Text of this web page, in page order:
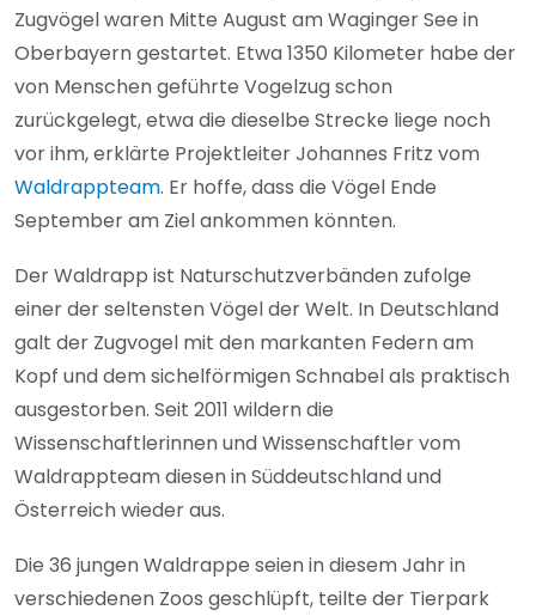
Zugvögel waren Mitte August am Waginger See in
Oberbayern gestartet. Etwa 1350 Kilometer habe der
von Menschen geführte Vogelzug schon
zurückgelegt, etwa die dieselbe Strecke liege noch
vor ihm, erklärte Projektleiter Johannes Fritz vom
Waldrappteam. Er hoffe, dass die Vögel Ende
September am Ziel ankommen könnten.
Der Waldrapp ist Naturschutzverbänden zufolge
einer der seltensten Vögel der Welt. In Deutschland
galt der Zugvogel mit den markanten Federn am
Kopf und dem sichelförmigen Schnabel als praktisch
ausgestorben. Seit 2011 wildern die
Wissenschaftlerinnen und Wissenschaftler vom
Waldrappteam diesen in Süddeutschland und
Österreich wieder aus.
Die 36 jungen Waldrappe seien in diesem Jahr in
verschiedenen Zoos geschlüpft, teilte der Tierpark